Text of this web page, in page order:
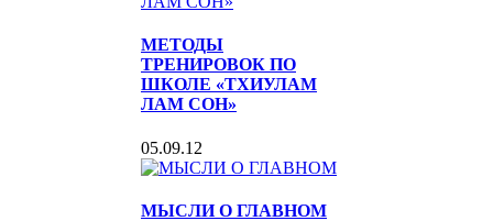
МЕТОДЫ
ТРЕНИРОВОК ПО
ШКОЛЕ «ТХИУЛАМ
ЛАМ СОН»
05.09.12
МЫСЛИ О ГЛАВНОМ